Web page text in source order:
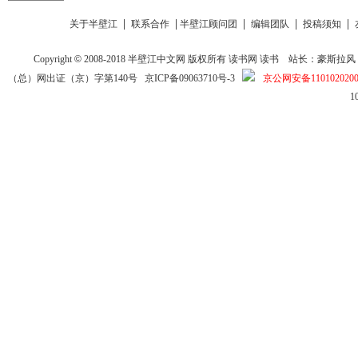
关于半壁江 联系合作 半壁江顾问团 编辑团队 投稿须知
Copyright © 2008-2018半壁江中文网 版权所有读书网 读书
站长：豪斯拉风
（总）网出证（京）字第140号 京ICP备09063710号-3
京公网安备